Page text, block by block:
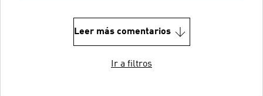
Leer más comentarios
Ir a filtros